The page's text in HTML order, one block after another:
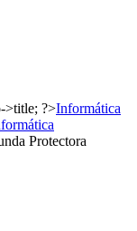
Informática
Protectora